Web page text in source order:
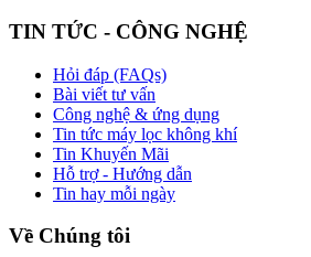
TIN TỨC - CÔNG NGHỆ
Hỏi đáp (FAQs)
Bài viết tư vấn
Công nghệ & ứng dụng
Tin tức máy lọc không khí
Tin Khuyến Mãi
Hỗ trợ - Hướng dẫn
Tin hay mỗi ngày
Về Chúng tôi